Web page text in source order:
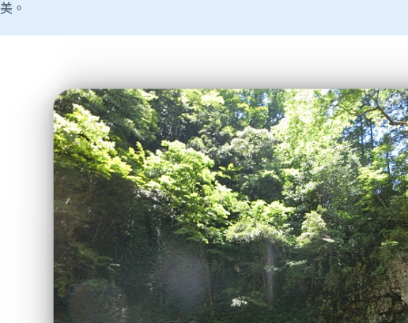
美。